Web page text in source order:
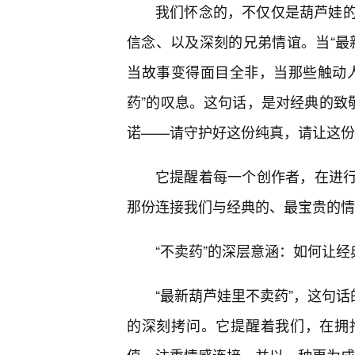
我们怀念的，不仅仅是葫芦娃
信念、以及深刻的兄弟情谊。当“
当故事变得面目全非，当那些触
药”的叹息。这句话，是对经典的
诺——请守护好这份纯真，请让这
它提醒着每一个创作者，在进
那份连接我们与经典的、最宝贵的
“不卖药”的深层意涵：如何让
“最新葫芦娃里不卖药”，这句
的深刻拷问。它提醒着我们，在